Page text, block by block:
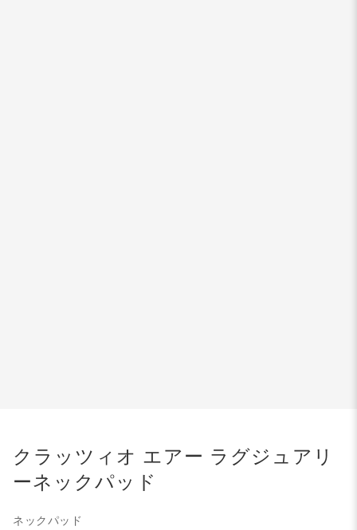
クラッツィオ エアー ラグジュアリ
ーネックパッド
ネックパッド